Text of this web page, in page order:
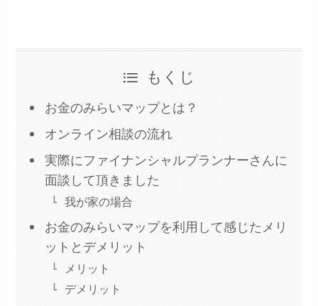
もくじ
お金のみらいマップとは？
オンライン相談の流れ
実際にファイナンシャルプランナーさんに
面談して頂きました
我が家の場合
お金のみらいマップを利用して感じたメリ
ットとデメリット
メリット
デメリット